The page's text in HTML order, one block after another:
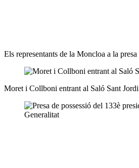
Els representants de la Moncloa a la
Moret i Collboni entrant al Saló Sant Jordi